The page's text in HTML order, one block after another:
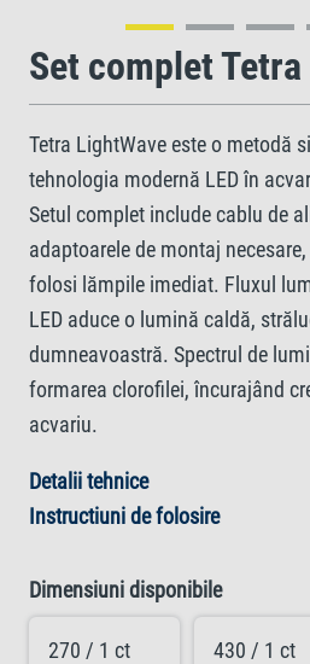
Set complet
Tetra LightWave este o metodă
tehnologia modernă LED în
Setul complet include cablu de
adaptoarele de montaj
folosi lămpile imediat. Fluxul
LED aduce o lumină caldă,
dumneavoastră. Spectrul de
formarea clorofilei, încurajând
acvariu.
Detalii tehnice
Instructiuni de folosire
Dimensiuni disponibile
270 / 1 ct 430 / 1 ct